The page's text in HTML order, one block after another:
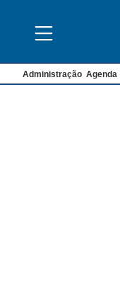
Administração Agenda